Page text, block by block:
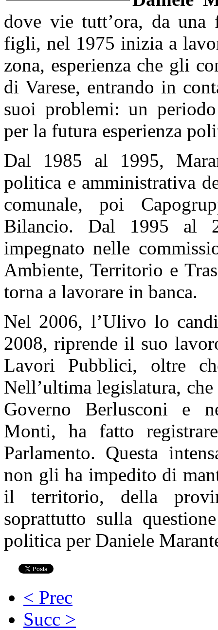
dove vie tutt’ora, da una
figli, nel 1975 inizia a
zona, esperienza che gli
di Varese, entrando in
suoi problemi: un
per la futura esperienza
Dal 1985 al 1995,
politica e amministrativa
comunale, poi
Bilancio. Dal 1995 al
impegnato nelle
Ambiente, Territorio e
torna a lavorare in banca.
Nel 2006, l’Ulivo lo
2008, riprende il suo
Lavori Pubblici, oltre
Nell’ultima legislatura,
Governo Berlusconi e
Monti, ha fatto
Parlamento. Questa
non gli ha impedito di
il territorio, della
soprattutto sulla
politica per Daniele
< Prec
Succ >